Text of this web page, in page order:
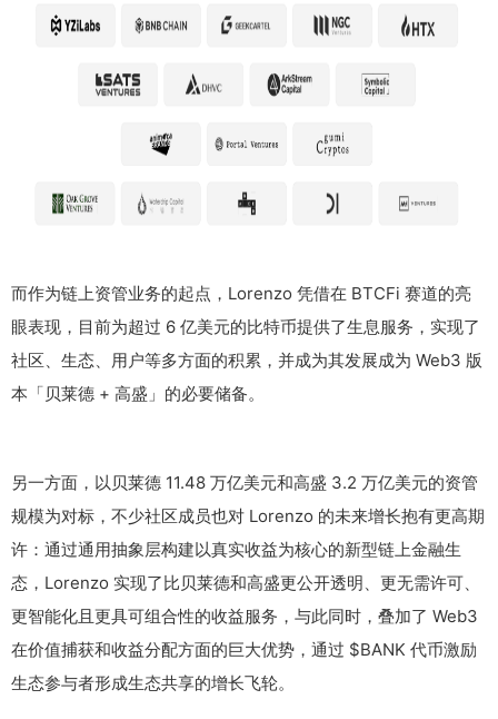
而作为链上资管业务的起点，Lorenzo 凭借在 BTCFi 赛道的亮
眼表现，目前为超过 6 亿美元的比特币提供了生息服务，实现了
社区、生态、用户等多方面的积累，并成为其发展成为 Web3 版
本「贝莱德 + 高盛」的必要储备。
另一方面，以贝莱德 11.48 万亿美元和高盛 3.2 万亿美元的资管
规模为对标，不少社区成员也对 Lorenzo 的未来增长抱有更高期
许：通过通用抽象层构建以真实收益为核心的新型链上金融生
态，Lorenzo 实现了比贝莱德和高盛更公开透明、更无需许可、
更智能化且更具可组合性的收益服务，与此同时，叠加了 Web3
在价值捕获和收益分配方面的巨大优势，通过 $BANK 代币激励
生态参与者形成生态共享的增长飞轮。